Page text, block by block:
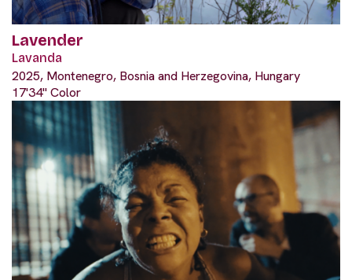
Lavender
Lavanda
2025, Montenegro, Bosnia and Herzegovina, Hungary
17'34" Color